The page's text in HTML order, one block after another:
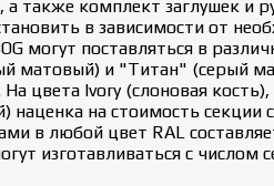
также комплект заглушек и
в зависимости от
могут поставляться в
матовый) и "Титан" (серый
цвета Ivory (слоновая
на стоимость секции
в любой цвет RAL
изготавливаться с числом